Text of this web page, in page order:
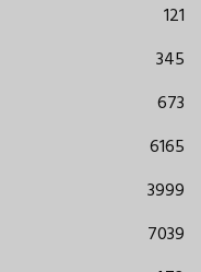
121
345
673
6165
3999
7039